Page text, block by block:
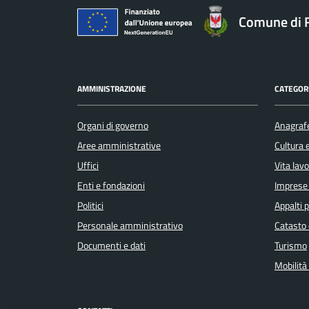
Comune di
AMMINISTRAZIONE
Organi di governo
Aree amministrative
Uffici
Enti e fondazioni
Politici
Personale amministrativo
Documenti e dati
Cultura
Vita
Appalti
Turismo